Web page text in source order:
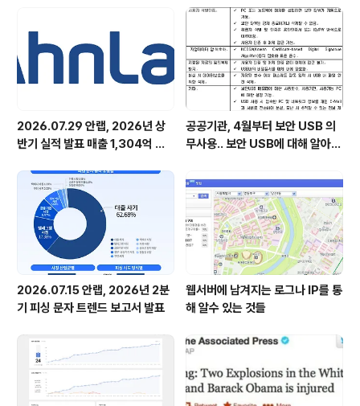
2026.07.29 안랩, 2026년 상
반기 실적 발표 매출 1,304억 원,
공공기관, 4월부터 보안 USB 의
무사용.. 보안 USB에 대해 알아봅
2026.07.15 안랩, 2026년 2분
기 피싱 문자 트렌드 보고서 발표
웹서버에 남겨지는 로그나 IP를 통
해 알수 있는 것들